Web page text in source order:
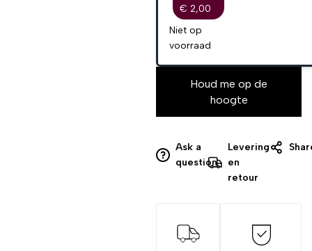
€ 2,00
Niet op
voorraad
Houd me op de
hoogte
Ask a
question
Levering
en
retour